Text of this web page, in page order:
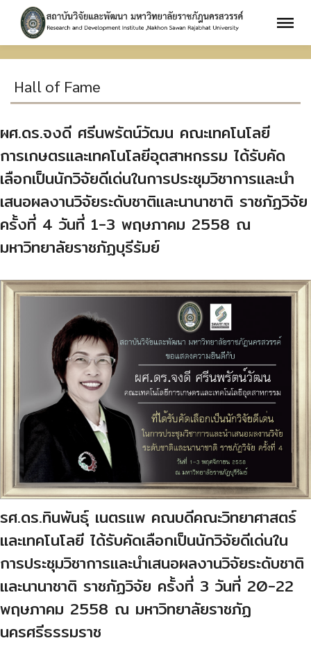
Hall of Fame
ผศ.ดร.จงดี ศรีนพรัตน์วัฒน คณะเทคโนโลยี
การเกษตรและเทคโนโลยีอุตสาหกรรม ได้รับคัด
เลือกเป็นนักวิจัยดีเด่นในการประชุมวิชาการและนำ
เสนอผลงานวิจัยระดับชาติและนานาชาติ ราชภัฏวิจัย
ครั้งที่ 4 วันที่ 1-3 พฤษภาคม 2558 ณ
มหาวิทยาลัยราชภัฏบุรีรัมย์
รศ.ดร.ทินพันธุ์ เนตรแพ คณบดีคณะวิทยาศาสตร์
และเทคโนโลยี ได้รับคัดเลือกเป็นนักวิจัยดีเด่นใน
การประชุมวิชาการและนำเสนอผลงานวิจัยระดับชาติ
และนานาชาติ ราชภัฏวิจัย ครั้งที่ 3 วันที่ 20-22
พฤษภาคม 2558 ณ มหาวิทยาลัยราชภัฏ
นครศรีธรรมราช